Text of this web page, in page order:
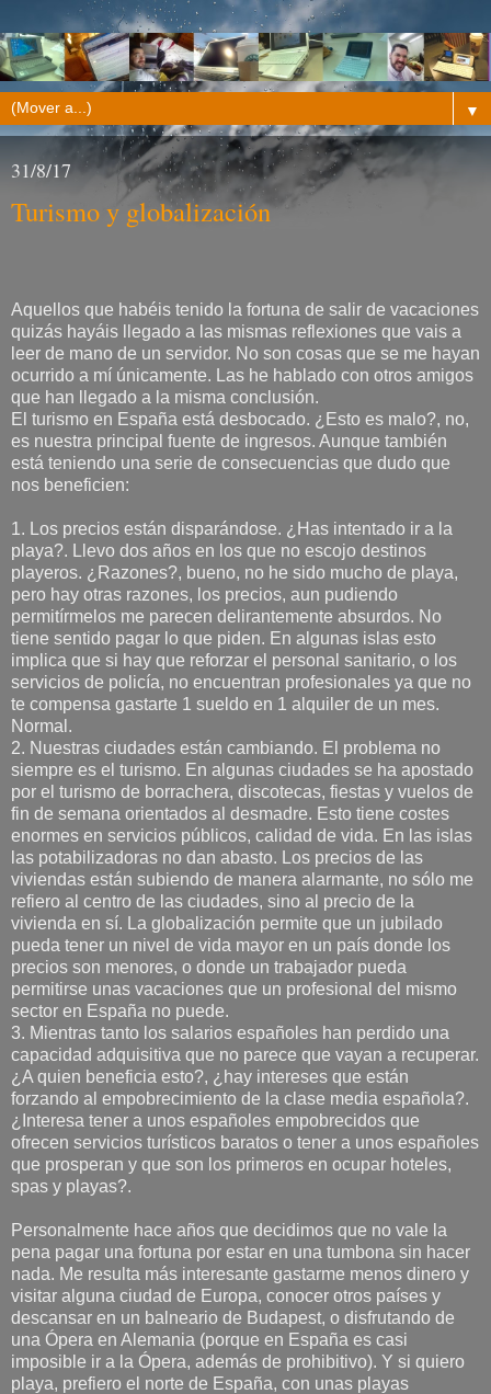
▼
31/8/17
Turismo y globalización
Aquellos que habéis tenido la fortuna de salir de vacaciones
quizás hayáis llegado a las mismas reflexiones que vais a
leer de mano de un servidor. No son cosas que se me hayan
ocurrido a mí únicamente. Las he hablado con otros amigos
que han llegado a la misma conclusión.
El turismo en España está desbocado. ¿Esto es malo?, no,
es nuestra principal fuente de ingresos. Aunque también
está teniendo una serie de consecuencias que dudo que
nos beneficien:
1. Los precios están disparándose. ¿Has intentado ir a la
playa?. Llevo dos años en los que no escojo destinos
playeros. ¿Razones?, bueno, no he sido mucho de playa,
pero hay otras razones, los precios, aun pudiendo
permitírmelos me parecen delirantemente absurdos. No
tiene sentido pagar lo que piden. En algunas islas esto
implica que si hay que reforzar el personal sanitario, o los
servicios de policía, no encuentran profesionales ya que no
te compensa gastarte 1 sueldo en 1 alquiler de un mes.
Normal.
2. Nuestras ciudades están cambiando. El problema no
siempre es el turismo. En algunas ciudades se ha apostado
por el turismo de borrachera, discotecas, fiestas y vuelos de
fin de semana orientados al desmadre. Esto tiene costes
enormes en servicios públicos, calidad de vida. En las islas
las potabilizadoras no dan abasto. Los precios de las
viviendas están subiendo de manera alarmante, no sólo me
refiero al centro de las ciudades, sino al precio de la
vivienda en sí. La globalización permite que un jubilado
pueda tener un nivel de vida mayor en un país donde los
precios son menores, o donde un trabajador pueda
permitirse unas vacaciones que un profesional del mismo
sector en España no puede.
3. Mientras tanto los salarios españoles han perdido una
capacidad adquisitiva que no parece que vayan a recuperar.
¿A quien beneficia esto?, ¿hay intereses que están
forzando al empobrecimiento de la clase media española?.
¿Interesa tener a unos españoles empobrecidos que
ofrecen servicios turísticos baratos o tener a unos españoles
que prosperan y que son los primeros en ocupar hoteles,
spas y playas?.
Personalmente hace años que decidimos que no vale la
pena pagar una fortuna por estar en una tumbona sin hacer
nada. Me resulta más interesante gastarme menos dinero y
visitar alguna ciudad de Europa, conocer otros países y
descansar en un balneario de Budapest, o disfrutando de
una Ópera en Alemania (porque en España es casi
imposible ir a la Ópera, además de prohibitivo). Y si quiero
playa, prefiero el norte de España, con unas playas